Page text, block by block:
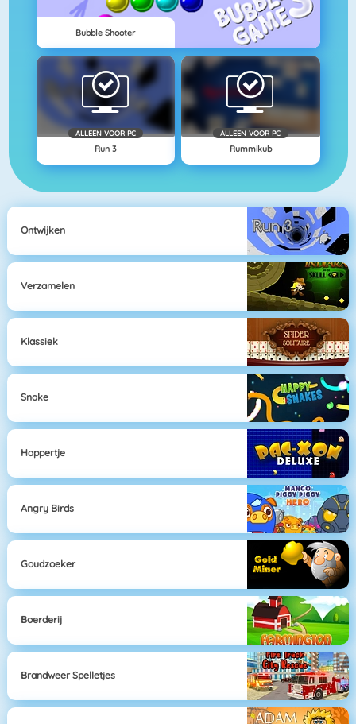
Bubble Shooter
ALLEEN VOOR PC
Run 3
ALLEEN VOOR PC
Rummikub
Ontwijken
Verzamelen
Klassiek
Snake
Happertje
Angry Birds
Goudzoeker
Boerderij
Brandweer Spelletjes